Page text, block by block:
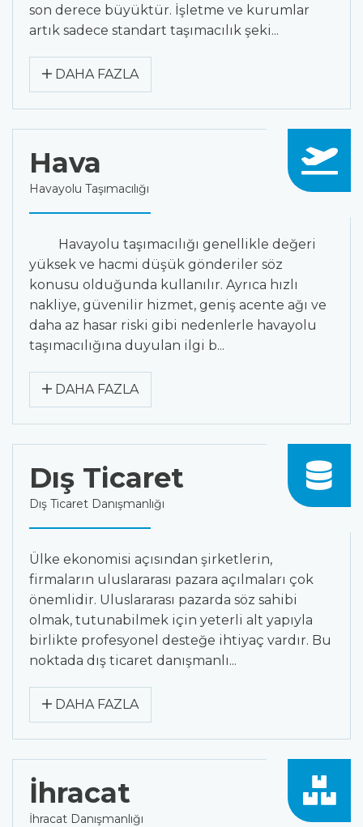
son derece büyüktür. İşletme ve kurumlar
artık sadece standart taşımacılık şeki...
DAHA FAZLA
Hava
Havayolu Taşımacılığı
Havayolu taşımacılığı genellikle değeri
yüksek ve hacmi düşük gönderiler söz
konusu olduğunda kullanılır. Ayrıca hızlı
nakliye, güvenilir hizmet, geniş acente ağı ve
daha az hasar riski gibi nedenlerle havayolu
taşımacılığına duyulan ilgi b...
DAHA FAZLA
Dış Ticaret
Dış Ticaret Danışmanlığı
Ülke ekonomisi açısından şirketlerin,
firmaların uluslararası pazara açılmaları çok
önemlidir. Uluslararası pazarda söz sahibi
olmak, tutunabilmek için yeterli alt yapıyla
birlikte profesyonel desteğe ihtiyaç vardır. Bu
noktada dış ticaret danışmanlı...
DAHA FAZLA
İhracat
İhracat Danışmanlığı